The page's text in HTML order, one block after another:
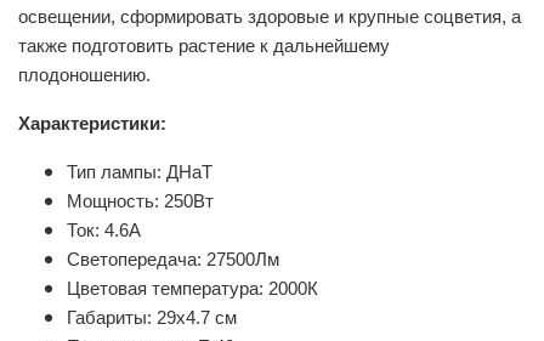
освещении, сформировать здоровые и крупные соцветия, а
также подготовить растение к дальнейшему
плодоношению.
Характеристики:
Тип лампы: ДНаТ
Мощность: 250Вт
Ток: 4.6А
Светопередача: 27500Лм
Цветовая температура: 2000К
Габариты: 29х4.7 см